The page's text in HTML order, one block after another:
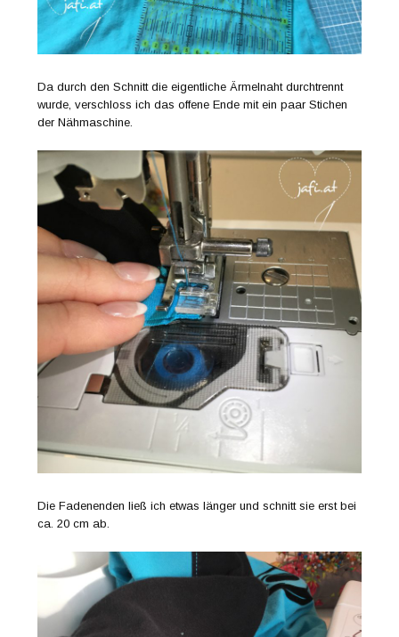
Da durch den Schnitt die eigentliche Ärmelnaht durchtrennt
wurde, verschloss ich das offene Ende mit ein paar Stichen
der Nähmaschine.
Die Fadenenden ließ ich etwas länger und schnitt sie erst bei
ca. 20 cm ab.